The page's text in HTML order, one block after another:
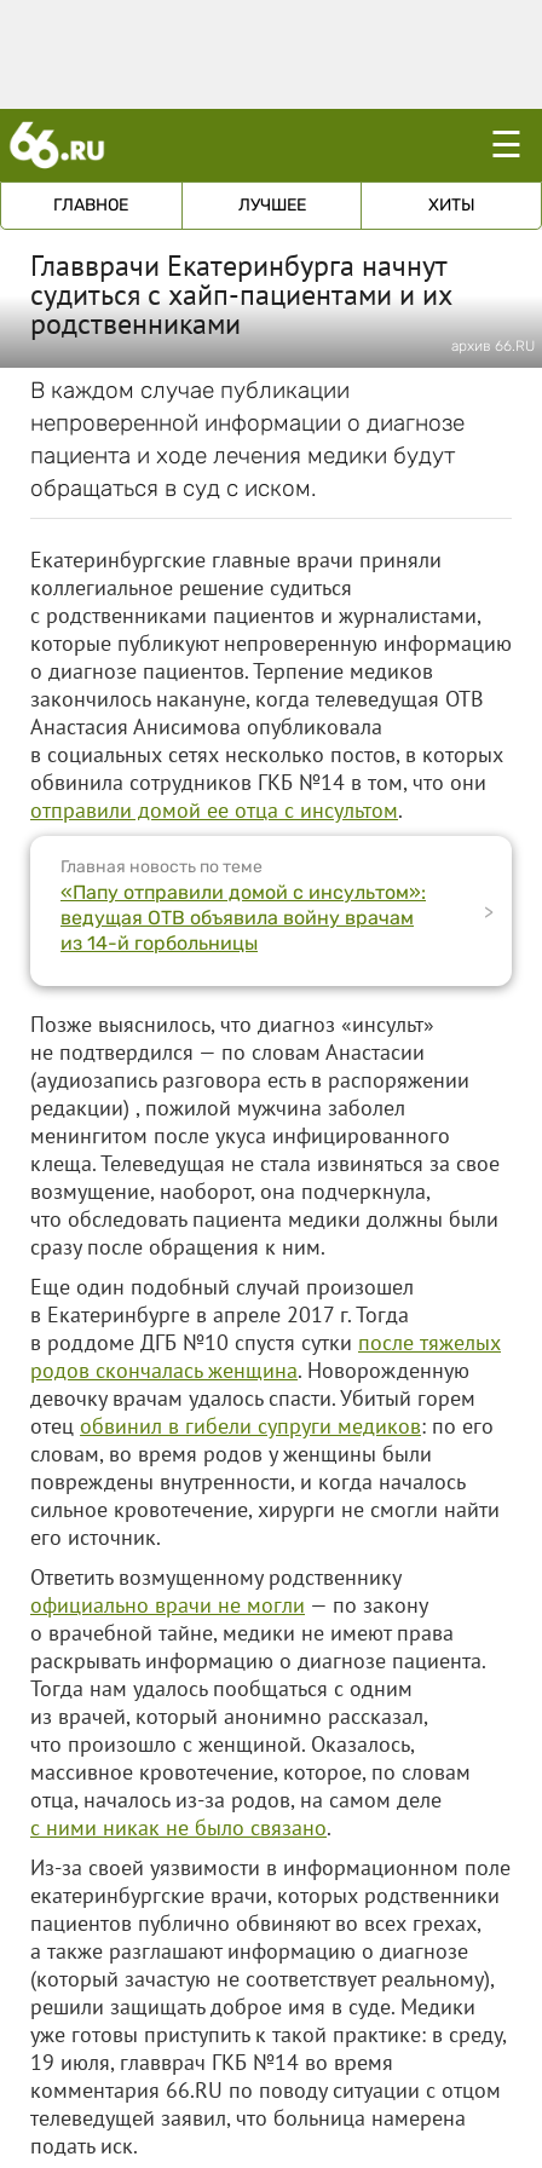
☰
ГЛАВНОЕ ЛУЧШЕЕ ХИТЫ
Главврачи Екатеринбурга начнут
судиться с хайп-пациентами и их
родственниками
архив 66.RU
В каждом случае публикации
непроверенной информации о диагнозе
пациента и ходе лечения медики будут
обращаться в суд с иском.
Екатеринбургские главные врачи приняли
коллегиальное решение судиться
с родственниками пациентов и журналистами,
которые публикуют непроверенную информацию
о диагнозе пациентов. Терпение медиков
закончилось накануне, когда телеведущая ОТВ
Анастасия Анисимова опубликовала
в социальных сетях несколько постов, в которых
обвинила сотрудников ГКБ №14 в том, что они
отправили домой ее отца с инсультом.
Главная новость по теме
«Папу отправили домой с инсультом»:
ведущая ОТВ объявила войну врачам
из 14-й горбольницы
>
Позже выяснилось, что диагноз «инсульт»
не подтвердился — по словам Анастасии
(аудиозапись разговора есть в распоряжении
редакции) , пожилой мужчина заболел
менингитом после укуса инфицированного
клеща. Телеведущая не стала извиняться за свое
возмущение, наоборот, она подчеркнула,
что обследовать пациента медики должны были
сразу после обращения к ним.
Еще один подобный случай произошел
в Екатеринбурге в апреле 2017 г. Тогда
в роддоме ДГБ №10 спустя сутки после тяжелых
родов скончалась женщина. Новорожденную
девочку врачам удалось спасти. Убитый горем
отец обвинил в гибели супруги медиков: по его
словам, во время родов у женщины были
повреждены внутренности, и когда началось
сильное кровотечение, хирурги не смогли найти
его источник.
Ответить возмущенному родственнику
официально врачи не могли — по закону
о врачебной тайне, медики не имеют права
раскрывать информацию о диагнозе пациента.
Тогда нам удалось пообщаться с одним
из врачей, который анонимно рассказал,
что произошло с женщиной. Оказалось,
массивное кровотечение, которое, по словам
отца, началось из-за родов, на самом деле
с ними никак не было связано.
Из-за своей уязвимости в информационном поле
екатеринбургские врачи, которых родственники
пациентов публично обвиняют во всех грехах,
а также разглашают информацию о диагнозе
(который зачастую не соответствует реальному),
решили защищать доброе имя в суде. Медики
уже готовы приступить к такой практике: в среду,
19 июля, главврач ГКБ №14 во время
комментария 66.RU по поводу ситуации с отцом
телеведущей заявил, что больница намерена
подать иск.